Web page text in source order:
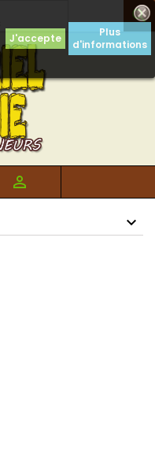

J'accepte
Plus
d'informations
